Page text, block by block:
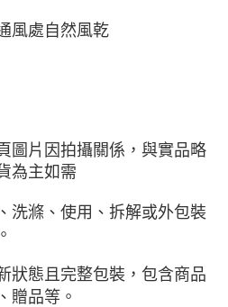
風處自然風乾
圖片因拍攝關係，與實品略
為主如需
洗滌、使用、拆解或外包裝
狀態且完整包裝，包含商品
贈品等。